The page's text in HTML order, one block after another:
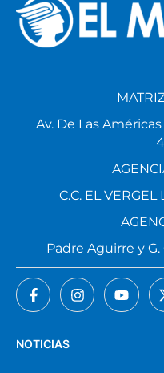
NOTICIAS
Av. De Las
C.C. EL VERGEL
Padre Aguirre y